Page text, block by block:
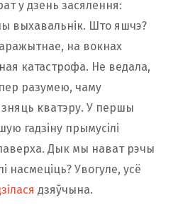
у дзень засялення:
выхавальнік. Што яшчэ?
на вокнах
катастрофа. Не ведала,
разумею, чаму
зняць кватэру. У першы
гадзіну прымусілі
Дык мы нават рэчы
насмеціць? Увогуле, усё
дзяўчына.